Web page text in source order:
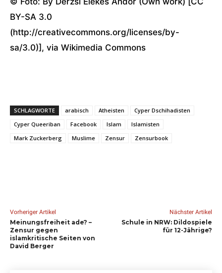
BY-SA 3.0
(http://creativecommons.org/licenses/by-
sa/3.0)], via Wikimedia Commons
SCHLAGWORTE arabisch Atheisten
Cyper Dschihadisten
Cyper Queeriban
Facebook Islam
Islamisten
Mark Zuckerberg
Muslime Zensur Zensurbook
Vorheriger Artikel
Meinungsfreiheit ade? –
Zensur gegen
islamkritische Seiten von
David Berger
Nächster Artikel
Schule in NRW: Dildospiele
für 12-Jährige?